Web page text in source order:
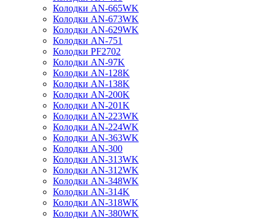
Колодки AN-665WK
Колодки AN-673WK
Колодки AN-629WK
Колодки AN-751
Колодки PF2702
Колодки AN-97K
Колодки AN-128K
Колодки AN-138K
Колодки AN-200K
Колодки AN-201K
Колодки AN-223WK
Колодки AN-224WK
Колодки AN-363WK
Колодки AN-300
Колодки AN-313WK
Колодки AN-312WK
Колодки AN-348WK
Колодки AN-314K
Колодки AN-318WK
Колодки AN-380WK